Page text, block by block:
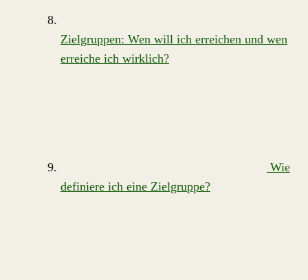
Zielgruppen: Wen will ich erreichen und wen
erreiche ich wirklich?
Wie
definiere ich eine Zielgruppe?